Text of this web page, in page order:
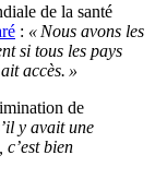
de la santé
: « Nous avons les
si tous les pays
accès. »
de
y avait une
bien